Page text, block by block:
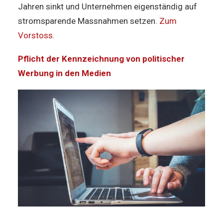
Jahren sinkt und Unternehmen eigenständig auf
stromsparende Massnahmen setzen. Zum
Vorstoss.
Pflicht der Kennzeichnung von politischer
Werbung in den Medien